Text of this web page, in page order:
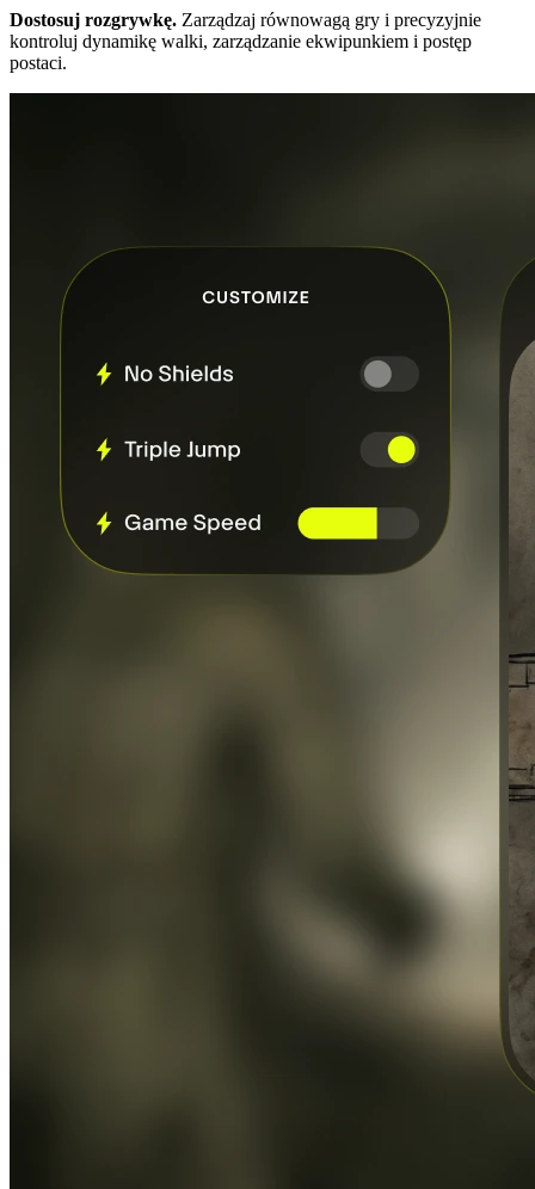
Dostosuj rozgrywkę. Zarządzaj równowagą gry i precyzyjnie
kontroluj dynamikę walki, zarządzanie ekwipunkiem i postęp
postaci.